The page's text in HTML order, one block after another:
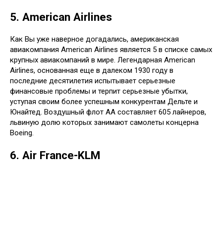
5. American Airlines
Как Вы уже наверное догадались, американская
авиакомпания American Airlines является 5 в списке самых
крупных авиакомпаний в мире. Легендарная American
Airlines, основанная еще в далеком 1930 году в
последние десятилетия испытывает серьезные
финансовые проблемы и терпит серьезные убытки,
уступая своим более успешным конкурентам Дельте и
Юнайтед. Воздушный флот AA составляет 605 лайнеров,
львиную долю которых занимают самолеты концерна
Boeing.
6. Air France-KLM